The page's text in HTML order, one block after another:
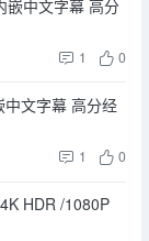
嵌中文字幕 高分
1 0
文字幕 高分经
1 0
HDR /1080P